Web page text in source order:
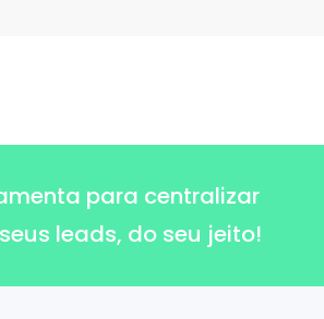
para centralizar
leads, do seu jeito!